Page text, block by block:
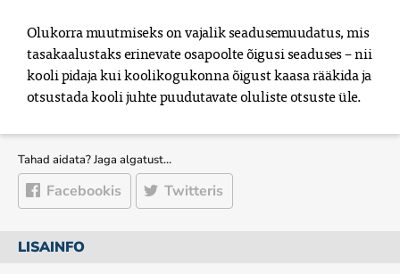
Olukorra muutmiseks on vajalik seadusemuudatus, mis
tasakaalustaks erinevate osapoolte õigusi seaduses – nii
kooli pidaja kui koolikogukonna õigust kaasa rääkida ja
otsustada kooli juhte puudutavate oluliste otsuste üle.
Tahad aidata? Jaga algatust…
Facebookis Twitteris
LISAINFO